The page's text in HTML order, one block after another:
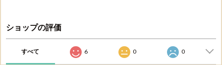
ショップの評価
すべて 6 0 0